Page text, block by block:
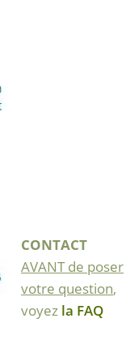
CONTACT
AVANT de poser
votre question,
voyez la FAQ